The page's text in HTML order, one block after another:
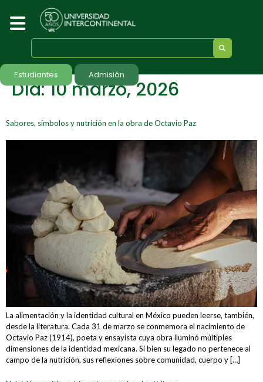
Estudiantes Admisión
Día:10 marzo, 2026
Sabores, símbolos y nutrición en la obra de Octavio Paz
La alimentación y la identidad cultural en México pueden leerse, también,
desde la literatura. Cada 31 de marzo se conmemora el nacimiento de
Octavio Paz (1914), poeta y ensayista cuya obra iluminó múltiples
dimensiones de la identidad mexicana. Si bien su legado no pertenece al
campo de la nutrición, sus reflexiones sobre comunidad, cuerpo y […]